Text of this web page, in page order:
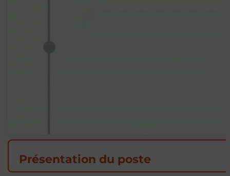
Présentation du poste